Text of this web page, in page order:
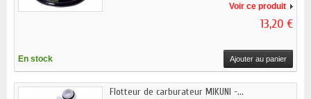
Voir ce produit
13,20 €
En stock Ajouter au panier
Flotteur de carburateur MIKUNI -...